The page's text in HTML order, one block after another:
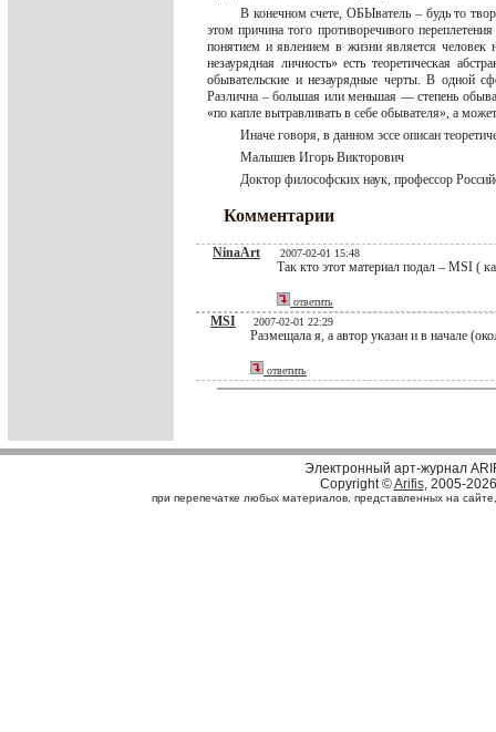
В конечном счете, ОБЫватель – будь то
этом причина того противоречивого
понятием и явлением в жизни является человек
незаурядная личность» есть теоретическая
обывательские и незаурядные черты. В одной
Различна – большая или меньшая — степень
«по капле вытравливать в себе обывателя», а
Иначе говоря, в данном эссе описан
Малышев Игорь Викторович
Доктор философских наук, профессор
Комментарии
NinaArt 2007-02-01 15:48
Так кто этот материал подал – MSI (
ответить
MSI 2007-02-01 22:29
Размещала я, а автор указан и в начале
ответить
Электронный арт-журнал
Copyright ©Arifis, 2005-2026
при перепечатке любых материалов, представленных на